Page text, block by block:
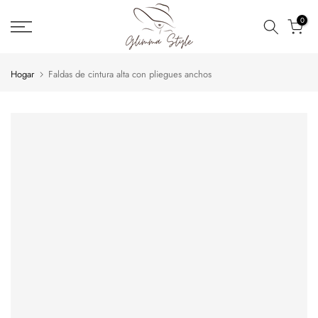
al
0
Hogar Faldas de cintura alta con pliegues anchos